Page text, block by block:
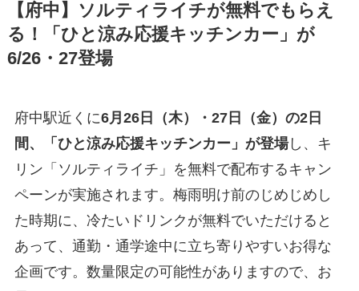
【府中】ソルティライチが無料でもらえ
る！「ひと涼み応援キッチンカー」が
6/26・27登場
府中駅近くに6月26日（木）・27日（金）の2日
間、「ひと涼み応援キッチンカー」が登場し、キ
リン「ソルティライチ」を無料で配布するキャン
ペーンが実施されます。梅雨明け前のじめじめし
た時期に、冷たいドリンクが無料でいただけると
あって、通勤・通学途中に立ち寄りやすいお得な
企画です。数量限定の可能性がありますので、お